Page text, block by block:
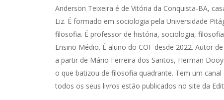
Anderson Teixeira é de Vitória da Conquista-BA,
Liz. É formado em sociologia pela Universidade
filosofia. É professor de história, sociologia,
Ensino Médio. É aluno do COF desde 2022. Autor
a partir de Mário Ferreira dos Santos, Herman
o que batizou de filosofia quadrante. Tem um
todos os seus livros estão publicados no site da